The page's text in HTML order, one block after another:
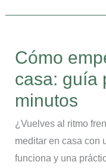
Cómo
casa: guía
minutos
¿Vuelves al ritmo
meditar en casa con
funciona y una
a
meditar
casa:
guía
práctica
de